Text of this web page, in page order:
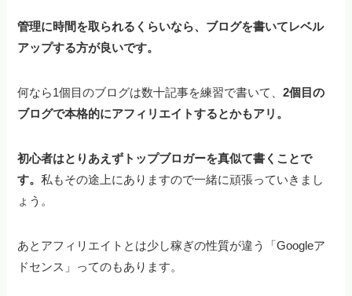
管理に時間を取られるくらいなら、ブログを書いてレベル
アップする方が良いです。
何なら1個目のブログは数十記事を練習で書いて、2個目の
ブログで本格的にアフィリエイトするとかもアリ。
初心者はとりあえずトップブロガーを真似て書くことで
す。私もその途上にありますので一緒に頑張っていきまし
ょう。
あとアフィリエイトとは少し稼ぎの性質が違う「Googleア
ドセンス」ってのもあります。